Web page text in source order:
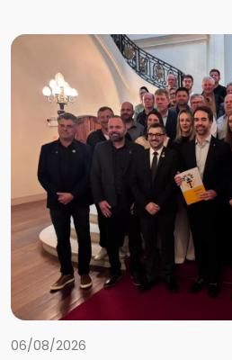
06/08/2026